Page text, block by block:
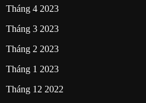
Tháng 4 2023
Tháng 3 2023
Tháng 2 2023
Tháng 1 2023
Tháng 12 2022